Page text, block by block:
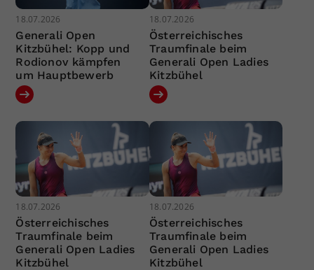
18.07.2026
Generali Open
Kitzbühel: Kopp und
Rodionov kämpfen
um Hauptbewerb
18.07.2026
Österreichisches
Traumfinale beim
Generali Open Ladies
Kitzbühel
18.07.2026
Österreichisches
Traumfinale beim
Generali Open Ladies
Kitzbühel
18.07.2026
Österreichisches
Traumfinale beim
Generali Open Ladies
Kitzbühel